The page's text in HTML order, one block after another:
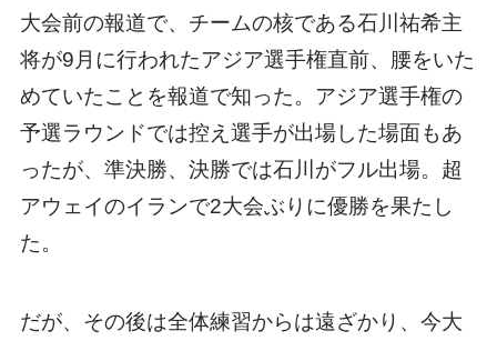
大会前の報道で、チームの核である石川祐希主
将が9月に行われたアジア選手権直前、腰をいた
めていたことを報道で知った。アジア選手権の
予選ラウンドでは控え選手が出場した場面もあ
ったが、準決勝、決勝では石川がフル出場。超
アウェイのイランで2大会ぶりに優勝を果たし
た。
だが、その後は全体練習からは遠ざかり、今大